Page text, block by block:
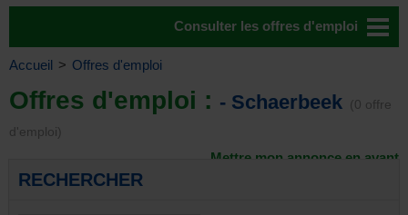
Consulter les offres d'emploi
Accueil > Offres d'emploi
Offres d'emploi : - Schaerbeek (0 offre
d'emploi)
Mettre mon annonce en avant
RECHERCHER